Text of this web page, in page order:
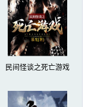
民间怪谈之死亡游戏